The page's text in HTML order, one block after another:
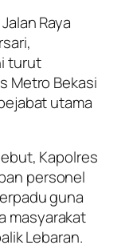
Raya
turut
Metro Bekasi
utama
Kapolres
personel
guna
masyarakat
Lebaran.